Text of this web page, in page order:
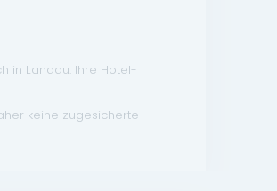
in Landau: Ihre Hotel-
keine zugesicherte